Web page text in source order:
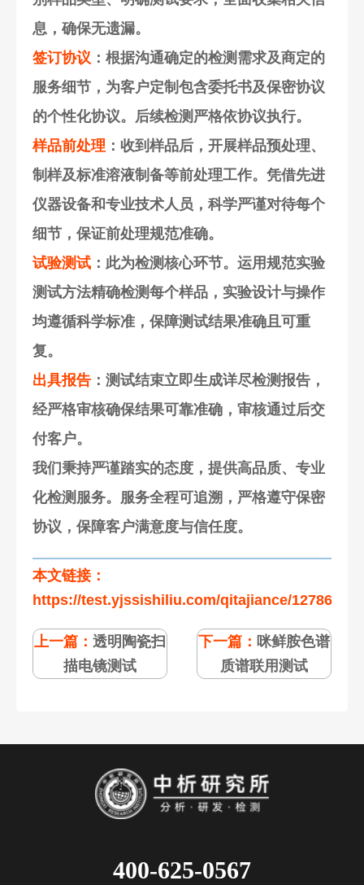
息，确保无遗漏。
签订协议 ：根据沟通确定的检测需求及商定的
服务细节，为客户定制包含委托书及保密协议
的个性化协议。后续检测严格依协议执行。
样品前处理 ：收到样品后，开展样品预处理、
制样及标准溶液制备等前处理工作。凭借先进
仪器设备和专业技术人员，科学严谨对待每个
细节，保证前处理规范准确。
试验测试 ：此为检测核心环节。运用规范实验
测试方法精确检测每个样品，实验设计与操作
均遵循科学标准，保障测试结果准确且可重
复。
出具报告 ：测试结束立即生成详尽检测报告，
经严格审核确保结果可靠准确，审核通过后交
付客户。
我们秉持严谨踏实的态度，提供高品质、专业
化检测服务。服务全程可追溯，严格遵守保密
协议，保障客户满意度与信任度。
本文链接：
https://test.yjssishiliu.com/qitajiance/
上一篇： 透明陶瓷扫
描电镜测试
下一篇： 咪鲜胺色谱
质谱联用测试
400-625-0567